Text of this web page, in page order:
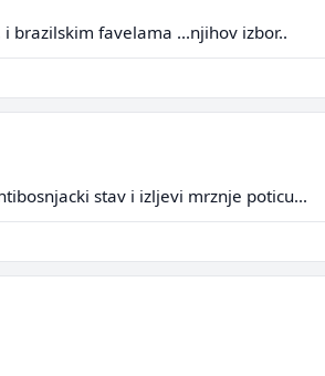
brazilskim favelama ...njihov izbor..
stav i izljevi mrznje poticu...